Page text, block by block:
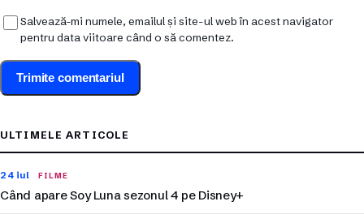
Salvează-mi numele, emailul și site-ul web în acest navigator
pentru data viitoare când o să comentez.
ULTIMELE ARTICOLE
24 iul FILME
Când apare Soy Luna sezonul 4 pe Disney+